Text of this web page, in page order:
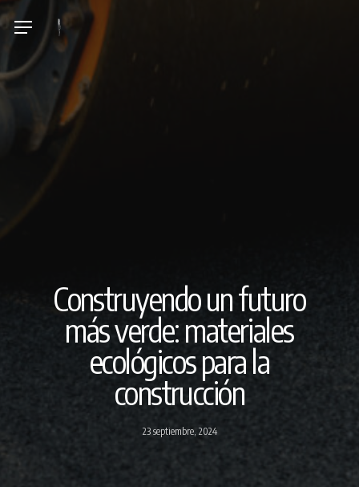
Skip
to
main
content
Menu
Construyendo un futuro
más verde: materiales
ecológicos para la
construcción
23 septiembre, 2024